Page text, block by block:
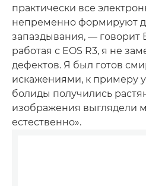
практически все
непременно формируют
запаздывания, —
работая с EOS R3, я не
дефектов. Я был готов
искажениями, к примеру
болиды получились
изображения выглядели
естественно».